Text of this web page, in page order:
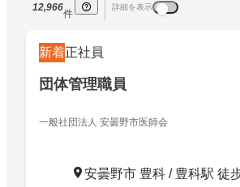
12,966
件
詳細を表示
新着正社員
団体管理職員
一般社団法人 安曇野市医師会
安曇野市 豊科 / 豊科駅 徒